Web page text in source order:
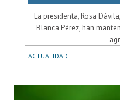
La presidenta, Rosa
Blanca Pérez, han
ACTUALIDAD